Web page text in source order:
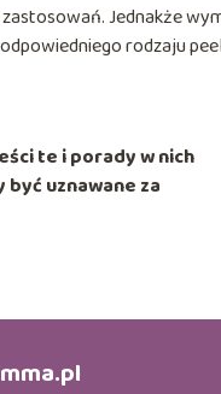
Jednakże
rodzaju
te i porady w nich
uznawane za